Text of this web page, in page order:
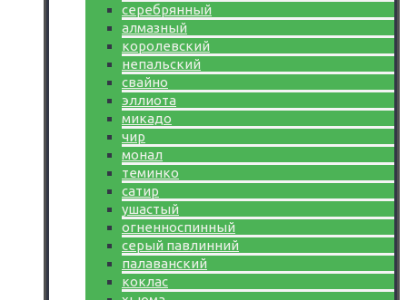
серебрянный
алмазный
королевский
непальский
свайно
эллиота
микадо
чир
монал
теминко
сатир
ушастый
огненноспинный
серый павлинний
палаванский
коклас